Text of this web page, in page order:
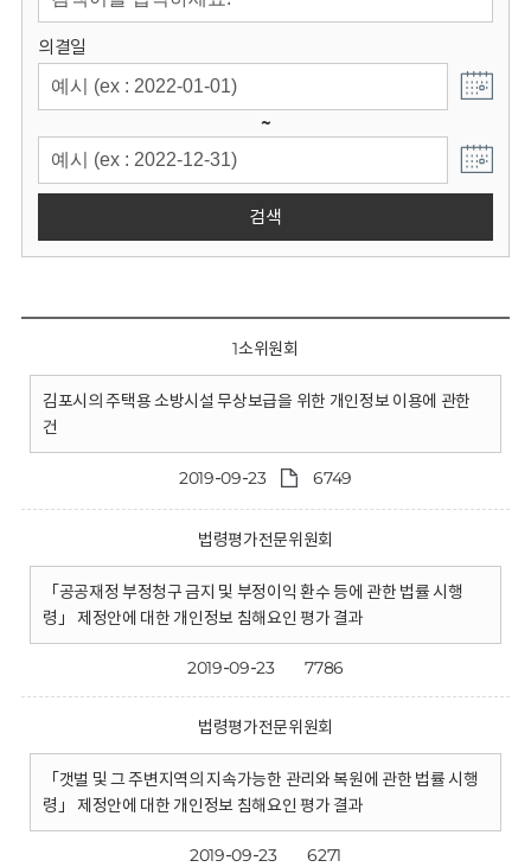
의결일
~
검색
1소위원회
김포시의 주택용 소방시설 무상보급을 위한 개인정보 이용에 관한
건
2019-09-23 6749
법령평가전문위원회
「공공재정 부정청구 금지 및 부정이익 환수 등에 관한 법률 시행
령」 제정안에 대한 개인정보 침해요인 평가 결과
2019-09-23 7786
법령평가전문위원회
「갯벌 및 그 주변지역의 지속가능한 관리와 복원에 관한 법률 시행
령」 제정안에 대한 개인정보 침해요인 평가 결과
2019-09-23 6271